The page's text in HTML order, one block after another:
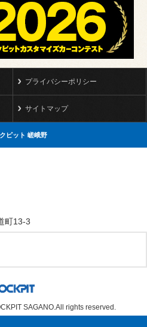
プライバシーポリシー
サイトマップ
ピット 嵯峨野
町13-3
SAGANO.All rights reserved.